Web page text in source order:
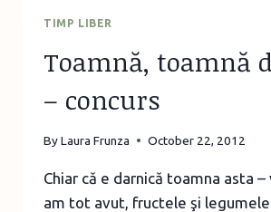
DEJUN
AMUZANT
TIMP LIBER
Toamnă, toamnă
– concurs
ByLaura Frunza October 22, 2012
Chiar că e darnică toamna asta
am tot avut, fructele şi